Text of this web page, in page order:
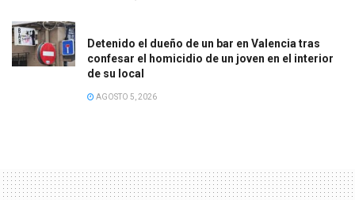
Detenido el dueño de un bar en Valencia tras
confesar el homicidio de un joven en el interior
de su local
AGOSTO 5, 2026